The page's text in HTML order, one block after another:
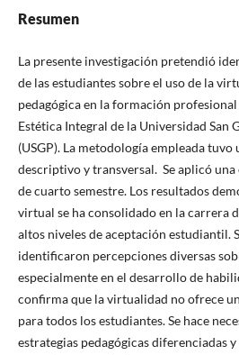
Resumen
La presente investigación pretendió
de las estudiantes sobre el uso de la
pedagógica en la formación
Estética Integral de la Universidad San
(USGP). La metodología empleada
descriptivo y transversal. Se aplicó una
de cuarto semestre. Los resultados
virtual se ha consolidado en la carrera
altos niveles de aceptación estudiantil.
identificaron percepciones diversas
especialmente en el desarrollo de
confirma que la virtualidad no ofrece
para todos los estudiantes. Se hace
estrategias pedagógicas diferenciadas